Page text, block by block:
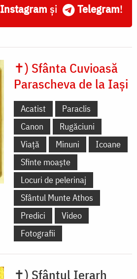
Instagram și Telegram!
✝) Sfânta Cuvioasă
Parascheva de la Iași
Acatist
Paraclis
Canon
Rugăciuni
Viață
Minuni
Icoane
Sfinte moaște
Locuri de pelerinaj
Sfântul Munte Athos
Predici
Video
Fotografii
✝) Sfântul Ierarh